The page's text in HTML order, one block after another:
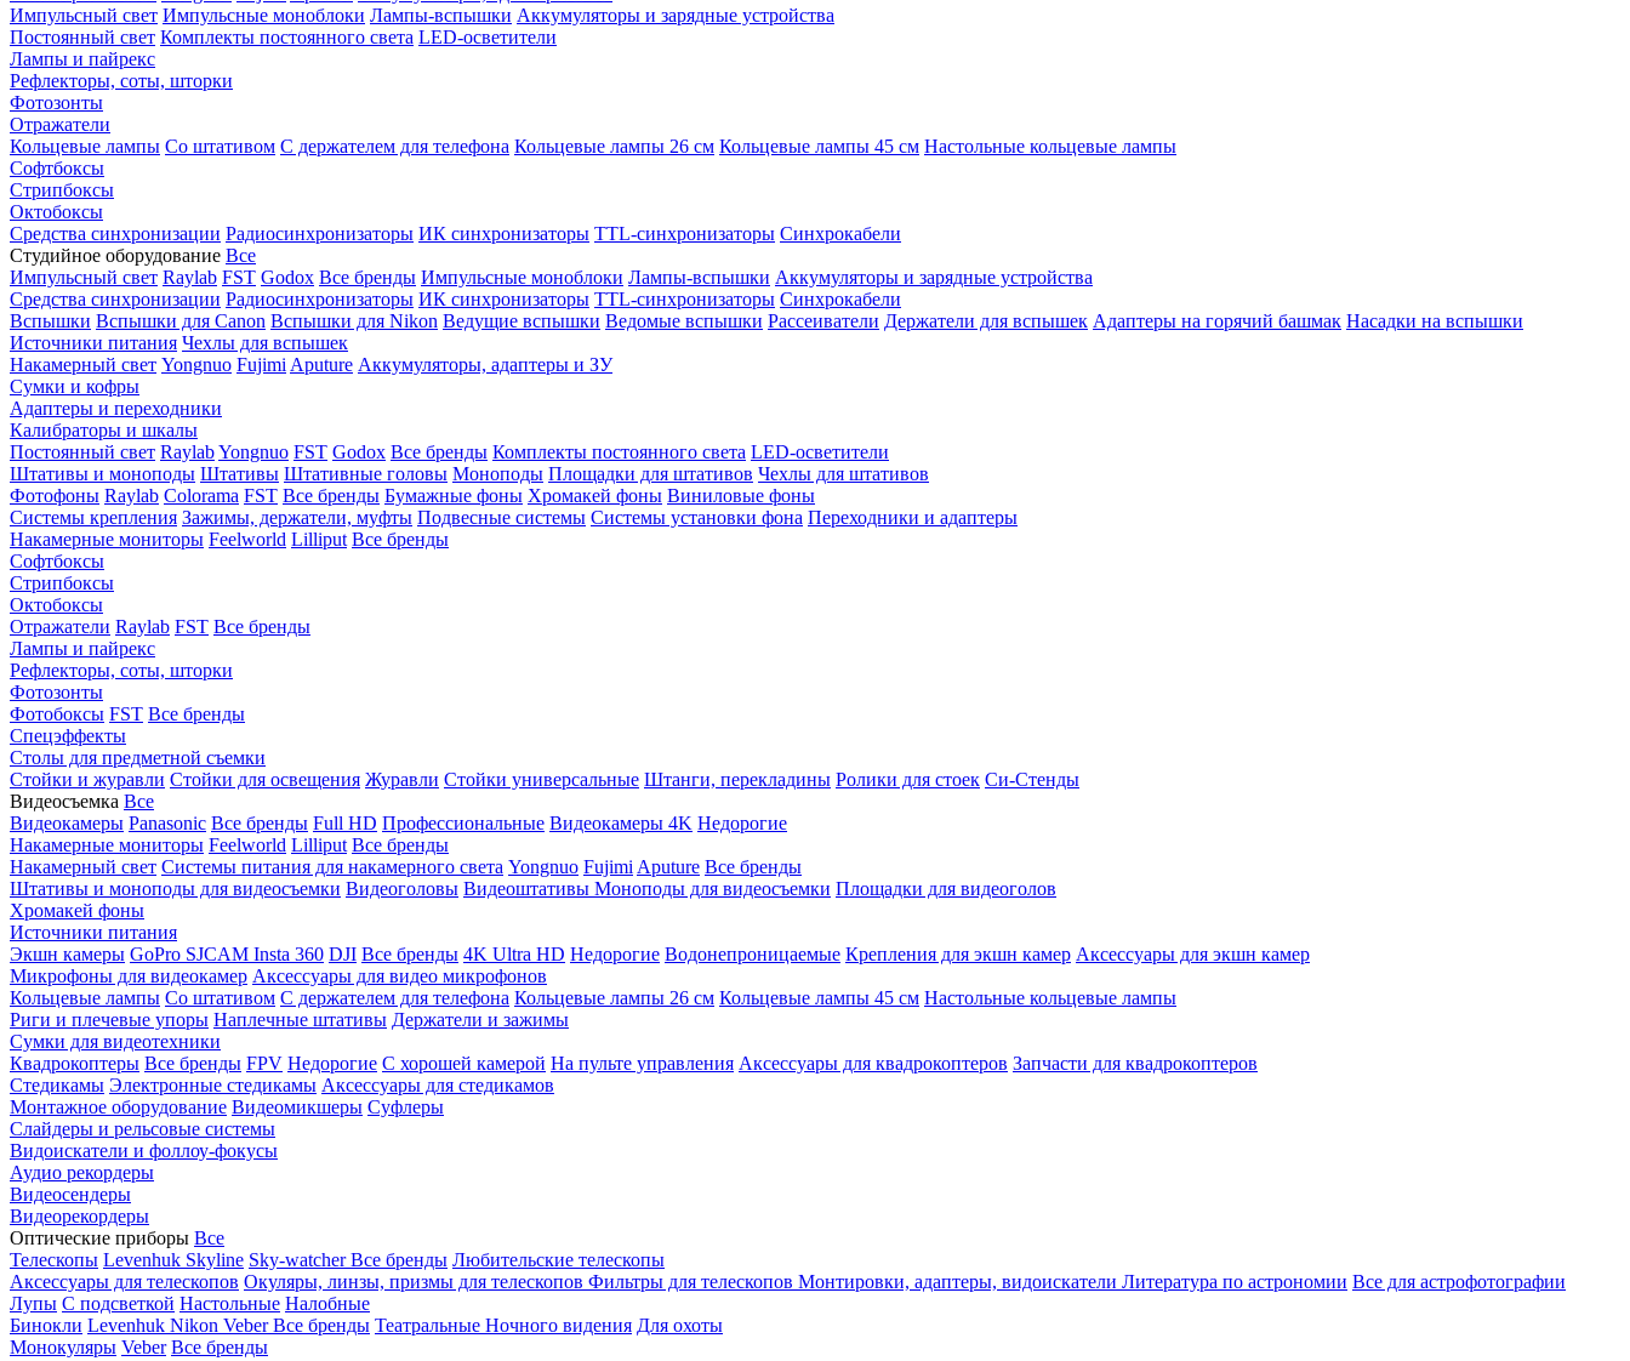
Импульсный свет Импульсные моноблоки Лампы-вспышки Аккумуляторы и зарядные устройства
Постоянный свет Комплекты постоянного света LED-осветители
Лампы и пайрекс
Рефлекторы, соты, шторки
Фотозонты
Отражатели
Кольцевые лампы Со штативом С держателем для телефона Кольцевые лампы 26 см Кольцевые лампы 45 см Настольные кольцевые лампы
Софтбоксы
Стрипбоксы
Октобоксы
Средства синхронизации Радиосинхронизаторы ИК синхронизаторы TTL-синхронизаторы Синхрокабели
Студийное оборудование Все
Импульсный свет Raylab FST Godox Все бренды Импульсные моноблоки Лампы-вспышки Аккумуляторы и зарядные устройства
Средства синхронизации Радиосинхронизаторы ИК синхронизаторы TTL-синхронизаторы Синхрокабели
Вспышки Вспышки для Canon Вспышки для Nikon Ведущие вспышки Ведомые вспышки Рассеиватели Держатели для вспышек Адаптеры на горячий башмак Насадки на вспышки
Источники питания Чехлы для вспышек
Накамерный свет Yongnuo Fujimi Aputure Аккумуляторы, адаптеры и ЗУ
Сумки и кофры
Адаптеры и переходники
Калибраторы и шкалы
Постоянный свет RaylabYongnuo FST Godox Все бренды Комплекты постоянного света LED-осветители
Штативы и моноподы Штативы Штативные головы Моноподы Площадки для штативов Чехлы для штативов
Фотофоны Raylab Colorama FST Все бренды Бумажные фоны Хромакей фоны Виниловые фоны
Системы крепления Зажимы, держатели, муфты Подвесные системы Системы установки фона Переходники и адаптеры
Накамерные мониторы Feelworld Lilliput Все бренды
Софтбоксы
Стрипбоксы
Октобоксы
Отражатели Raylab FST Все бренды
Лампы и пайрекс
Рефлекторы, соты, шторки
Фотозонты
Фотобоксы FST Все бренды
Спецэффекты
Столы для предметной съемки
Стойки и журавли Стойки для освещения Журавли Стойки универсальные Штанги, перекладины Ролики для стоек Си-Стенды
Видеосъемка Все
Видеокамеры Panasonic Все бренды Full HD Профессиональные Видеокамеры 4K Недорогие
Накамерные мониторы Feelworld Lilliput Все бренды
Накамерный свет Системы питания для накамерного света Yongnuo Fujimi Aputure Все бренды
Штативы и моноподы для видеосъемки Видеоголовы Видеоштативы Моноподы для видеосъемки Площадки для видеоголов
Хромакей фоны
Источники питания
Экшн камеры GoPro SJCAM Insta 360 DJI Все бренды 4K Ultra HD Недорогие Водонепроницаемые Крепления для экшн камер Аксессуары для экшн камер
Микрофоны для видеокамер Аксессуары для видео микрофонов
Кольцевые лампы Со штативом C держателем для телефона Кольцевые лампы 26 см Кольцевые лампы 45 см Настольные кольцевые лампы
Риги и плечевые упоры Наплечные штативы Держатели и зажимы
Сумки для видеотехники
Квадрокоптеры Все бренды FPV Недорогие С хорошей камерой На пульте управления Аксессуары для квадрокоптеров Запчасти для квадрокоптеров
Стедикамы Электронные стедикамы Аксессуары для стедикамов
Монтажное оборудование Видеомикшеры Суфлеры
Слайдеры и рельсовые системы
Видоискатели и фоллоу-фокусы
Аудио рекордеры
Видеосендеры
Видеорекордеры
Оптические приборы Все
Телескопы Levenhuk Skyline Sky-watcherВсе бренды Любительские телескопы
Аксессуары для телескопов Окуляры, линзы, призмы для телескопов Фильтры для телескопов Монтировки, адаптеры, видоискатели Литература по астрономии Все для астрофотографии
Лупы С подсветкой Настольные Налобные
Бинокли Levenhuk Nikon VeberВсе бренды Театральные Ночного видения Для охоты
Монокуляры Veber Все бренды